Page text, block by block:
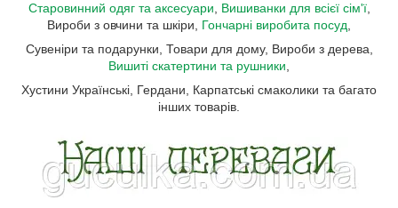
Старовинний одяг та аксесуари Вишиванки для всієї сім'ї,
Вироби з овчини та шкіри,
Гончарні виробита посуд
Сувеніри та подарунки, Товари для дому, Вироби з дерева,
Вишиті скатертини та рушники
Хустини Українські, Гердани, Карпатські смаколики та багато
інших товарів.